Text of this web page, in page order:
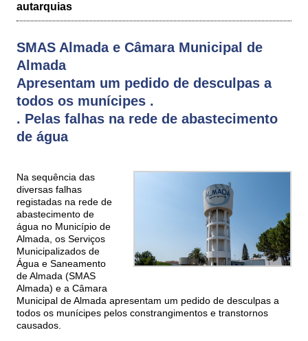
autarquias
SMAS Almada e Câmara Municipal de
Almada
Apresentam um pedido de desculpas a
todos os munícipes .
. Pelas falhas na rede de abastecimento
de água
Na sequência das
diversas falhas
registadas na rede de
abastecimento de
água no Município de
Almada, os Serviços
Municipalizados de
Água e Saneamento
de Almada (SMAS
Almada) e a Câmara
Municipal de Almada apresentam um pedido de desculpas a
todos os munícipes pelos constrangimentos e transtornos
causados.